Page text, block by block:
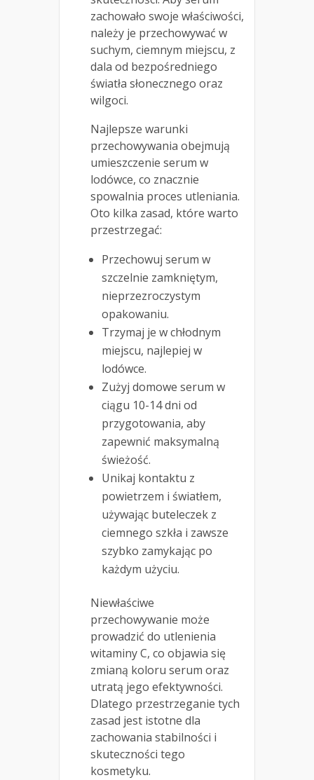
zachowało swoje właściwości,
należy je przechowywać w
suchym, ciemnym miejscu, z
dala od bezpośredniego
światła słonecznego oraz
wilgoci.
Najlepsze warunki
przechowywania obejmują
umieszczenie serum w
lodówce, co znacznie
spowalnia proces utleniania.
Oto kilka zasad, które warto
przestrzegać:
Przechowuj serum w
szczelnie zamkniętym,
nieprzezroczystym
opakowaniu.
Trzymaj je w chłodnym
miejscu, najlepiej w
lodówce.
Zużyj domowe serum w
ciągu 10-14 dni od
przygotowania, aby
zapewnić maksymalną
świeżość.
Unikaj kontaktu z
powietrzem i światłem,
używając buteleczek z
ciemnego szkła i zawsze
szybko zamykając po
każdym użyciu.
Niewłaściwe
przechowywanie może
prowadzić do utlenienia
witaminy C, co objawia się
zmianą koloru serum oraz
utratą jego efektywności.
Dlatego przestrzeganie tych
zasad jest istotne dla
zachowania stabilności i
skuteczności tego
kosmetyku.